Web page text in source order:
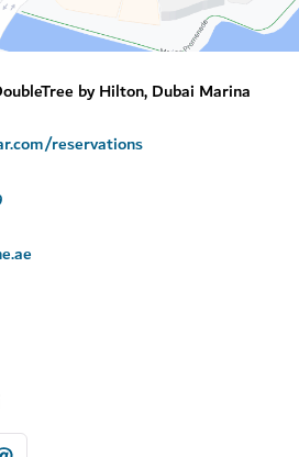
by Hilton, Dubai Marina
reservations